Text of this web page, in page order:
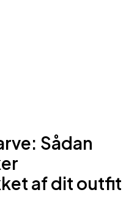
Sådan
af dit outfit